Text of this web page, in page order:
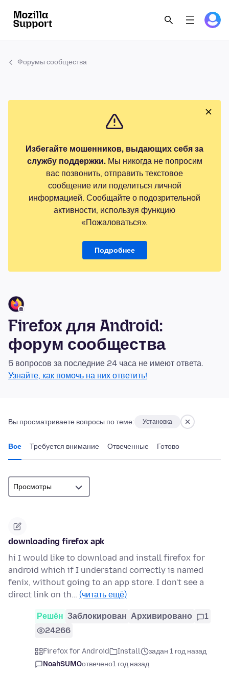
Форумы сообщества
Избегайте мошенников, выдающих себя за
службу поддержки.Мы никогда не попросим
вас позвонить, отправить текстовое
сообщение или поделиться личной
информацией. Сообщайте о подозрительной
активности, используя функцию
«Пожаловаться».
Подробнее
Firefox для Android:
форум сообщества
5 вопросов за последние 24 часа не имеют ответа.
Узнайте, как помочь на них ответить!
Вы просматриваете вопросы по теме: Установка
Все Требуется внимание Отвеченные Готово
downloading firefox apk
hi I would like to download and install firefox for
android which if I understand correctly is named
fenix, without going to an app store. I don't see a
direct link on th… (читать ещё)
Решён Заблокирован Архивировано
1
24266
Firefox for Android Install
задан 1 год назад
NoahSUMOотвечено1 год назад